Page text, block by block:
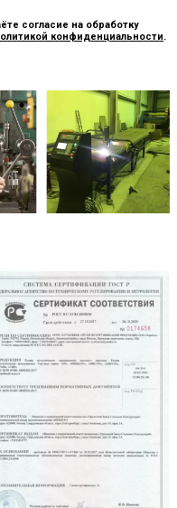
согласие на обработку
конфиденциальности.